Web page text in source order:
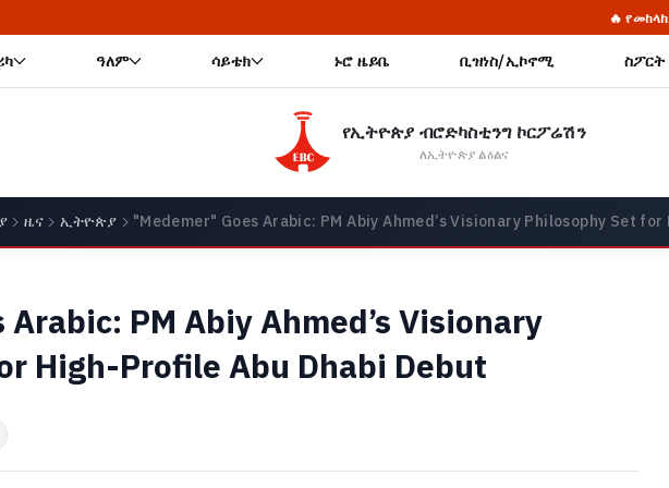
🔥 የመከላከያ ሠራዊት ፋውንዴሽን
ዓለም ሳይቴክ ኑሮ ዜይቤ ቢዝነስ/ኢኮኖሚ ስፖርት
የኢትዮጵያ ብሮድካስቲንግ ኮርፖሬሽን
ለኢትዮጵያ ልዕልና
ዜና ኢትዮጵያ "Medemer" Goes Arabic: PM Abiy Ahmed’s Visionary Philosophy Set
PM Abiy Ahmed’s Visionary
High-Profile Abu Dhabi Debut